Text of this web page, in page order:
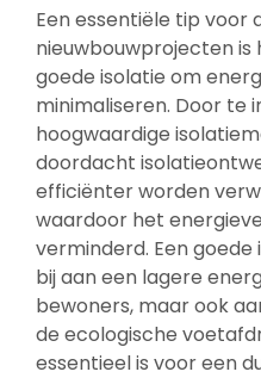
Een essentiële tip voor
nieuwbouwprojecten
goede isolatie om
minimaliseren. Door te
hoogwaardige
doordacht
efficiënter worden
waardoor het
verminderd. Een
bij aan een lagere
bewoners, maar ook
de ecologische
essentieel is voor een